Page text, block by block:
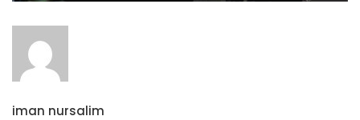
iman nursalim